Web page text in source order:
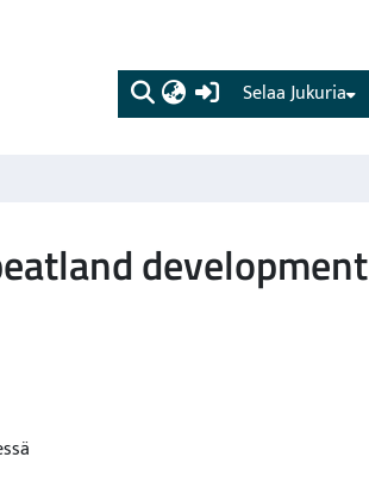
(current)
Selaa Jukuria
development